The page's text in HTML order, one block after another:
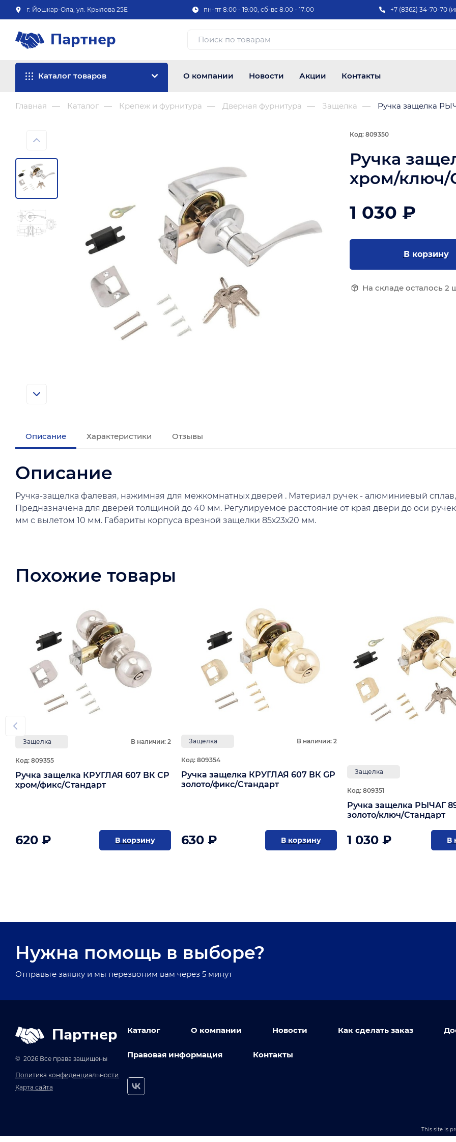
г. Йошкар-Ола, ул. Крылова 25Е пн-пт 8:00 - 19:00, сб-вс 8:00 - 17:00 +7 (8362) 34-70-70
Партнер
Каталог товаров О компании Новости Акции Контакты
Главная Каталог Крепеж и фурнитура Дверная фурнитура Защелка Ручка защелка
Код: 809350
Ручка
хром/ключ/
1 030 ₽
В корзину
На складе осталось 2
Описание Характеристики Отзывы
Описание
Ручка-защелка фалевая, нажимная для межкомнатных дверей . Материал ручек - алюминиевый сплав,
Предназначена для дверей толщиной до 40 мм. Регулируемое расстояние от края двери до оси
мм с вылетом 10 мм. Габариты корпуса врезной защелки 85х23х20 мм.
Похожие товары
Защелка В наличии: 2
Код: 809355
Ручка защелка КРУГЛАЯ 607 ВК CP
хром/фикс/Стандарт
620 ₽ В корзину
Защелка В наличии: 2
Код: 809354
Ручка защелка КРУГЛАЯ 607 ВК GР
золото/фикс/Стандарт
630 ₽ В корзину
Защелка
Код: 809351
Ручка защелка РЫЧАГ
золото/ключ/Стандарт
1 030 ₽ В
Нужна помощь в выборе?
Отправьте заявку и мы перезвоним вам через 5 минут
Партнер
© 2026 Все права защищены
Политика конфиденциальности
Карта сайта
Каталог О компании Новости Как сделать заказ
Правовая информация Контакты
This site is